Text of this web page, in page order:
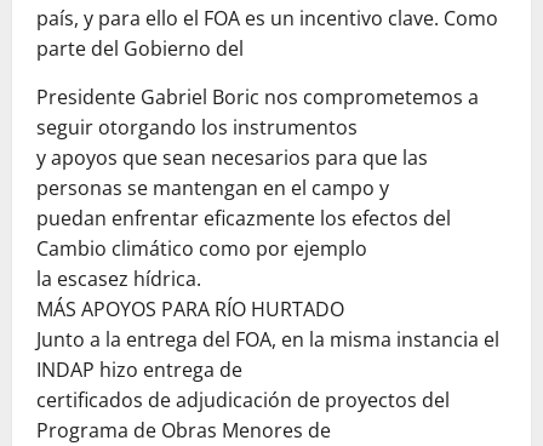
país, y para ello el FOA es un incentivo clave. Como
parte del Gobierno del
Presidente Gabriel Boric nos comprometemos a
seguir otorgando los instrumentos
y apoyos que sean necesarios para que las
personas se mantengan en el campo y
puedan enfrentar eficazmente los efectos del
Cambio climático como por ejemplo
la escasez hídrica.
MÁS APOYOS PARA RÍO HURTADO
Junto a la entrega del FOA, en la misma instancia el
INDAP hizo entrega de
certificados de adjudicación de proyectos del
Programa de Obras Menores de